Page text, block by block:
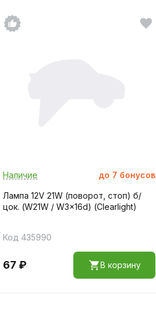
Наличие до 7 бонусов
Лампа 12V 21W (поворот, стоп) б/
цок. (W21W / W3x16d) (Clearlight)
Код 435990
67 ₽ В корзину